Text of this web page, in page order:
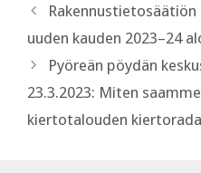
Rakennustietosäätiön
uuden kauden 2023–24
Pyöreän pöydän
23.3.2023: Miten
kiertotalouden